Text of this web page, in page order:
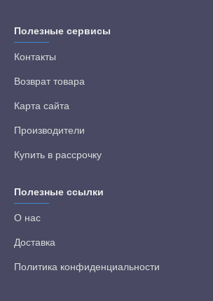
Полезные сервисы
Контакты
Возврат товара
Карта сайта
Производители
Купить в рассрочку
Полезные ссылки
О нас
Доставка
Политика конфиденциальности